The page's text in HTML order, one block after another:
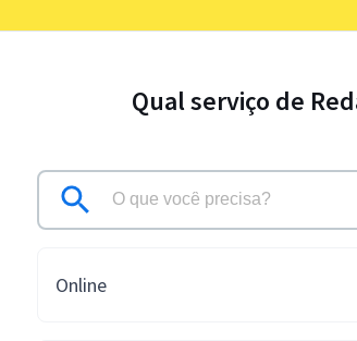
Qual serviço de
Online